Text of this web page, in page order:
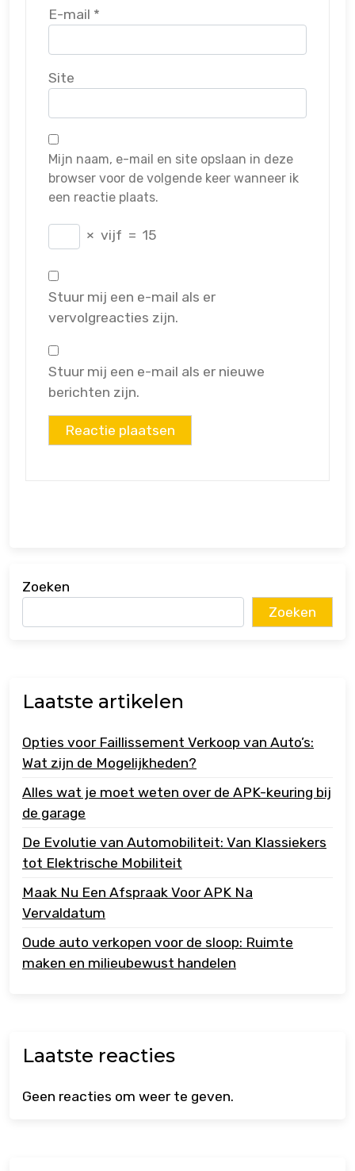
E-mail *
Site
Mijn naam, e-mail en site opslaan in deze
browser voor de volgende keer wanneer ik
een reactie plaats.
× vijf = 15
Stuur mij een e-mail als er
vervolgreacties zijn.
Stuur mij een e-mail als er nieuwe
berichten zijn.
Zoeken
Zoeken
Laatste artikelen
Opties voor Faillissement Verkoop van Auto’s:
Wat zijn de Mogelijkheden?
Alles wat je moet weten over de APK-keuring bij
de garage
De Evolutie van Automobiliteit: Van Klassiekers
tot Elektrische Mobiliteit
Maak Nu Een Afspraak Voor APK Na
Vervaldatum
Oude auto verkopen voor de sloop: Ruimte
maken en milieubewust handelen
Laatste reacties
Geen reacties om weer te geven.